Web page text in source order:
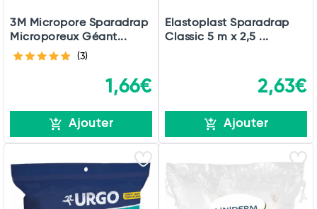
3M Micropore Sparadrap
Microporeux Géant...
(3)
1,66€
Ajouter
Elastoplast Sparadrap
Classic 5 m x 2,5 ...
2,63€
Ajouter